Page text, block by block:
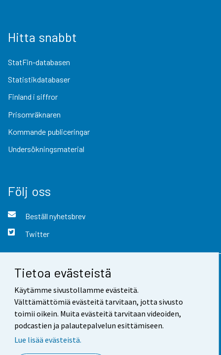
Tietoa evästeistä
Käytämme sivustollamme evästeitä.
Välttämättömiä evästeitä tarvitaan, jotta sivusto
toimii oikein. Muita evästeitä tarvitaan videoiden,
podcastien ja palautepalvelun esittämiseen.
Lue lisää evästeistä.
Hitta snabbt
StatFin-databasen
Statistikdatabaser
Finland i siffror
Prisomräknaren
Kommande publiceringar
Undersökningsmaterial
Följ oss
Beställ nyhetsbrev
Twitter
Kontaktinformation
Respons
Användarvillkor